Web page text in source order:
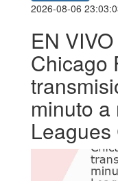
2026-08-06
EN
Chicago
minuto
Leagues